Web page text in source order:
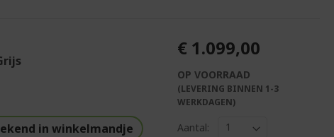
in winkelmandje
€ 1.099,00
OP VOORRAAD
(LEVERING BINNEN 1-3
WERKDAGEN)
Aantal: